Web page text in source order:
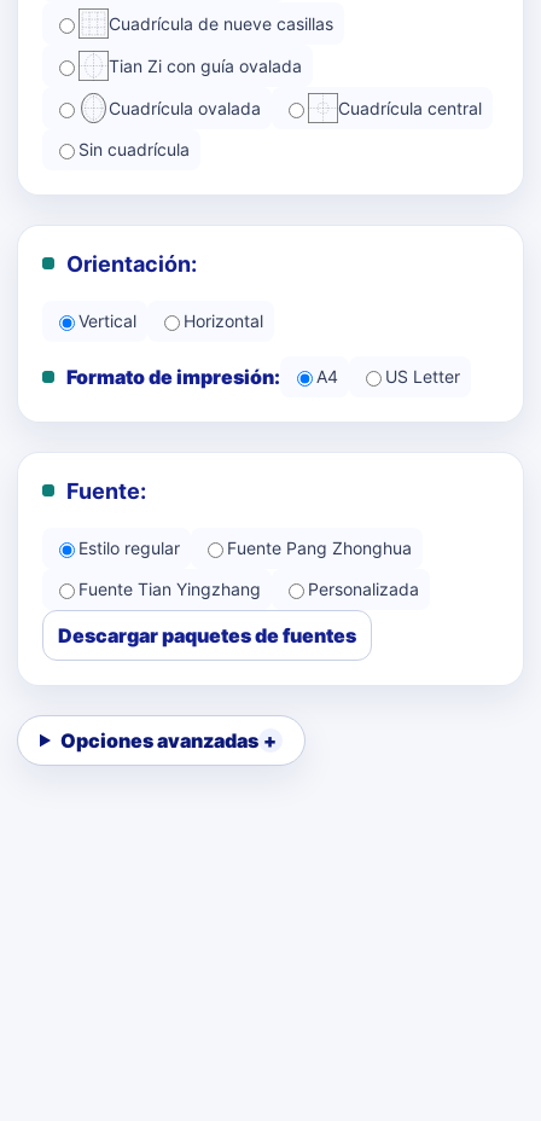
Cuadrícula de nueve casillas
Tian Zi con guía ovalada
Cuadrícula ovalada Cuadrícula central
Sin cuadrícula
Orientación:
Vertical Horizontal
Formato de impresión: A4 US Letter
Fuente:
Estilo regular
Fuente Pang Zhonghua
Fuente Tian Yingzhang
Personalizada
Descargar paquetes de fuentes
Opciones avanzadas